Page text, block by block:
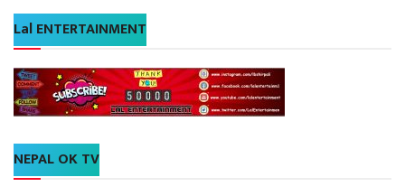
Lal ENTERTAINMENT
NEPAL OK TV